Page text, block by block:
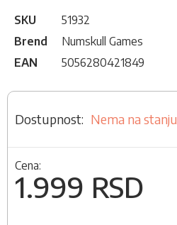
SKU
51932
Brend
Numskull Games
EAN
5056280421849
Nema na stanju
Cena:
1.999 RSD